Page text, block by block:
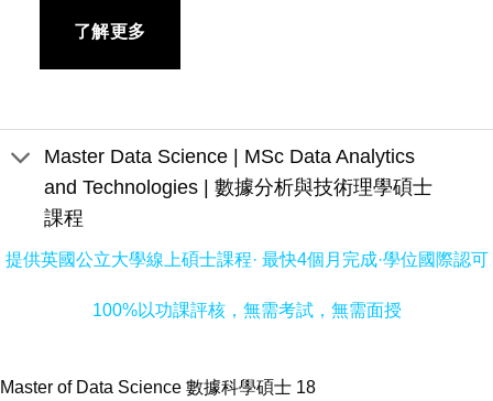
了解更多
Master Data Science | MSc Data Analytics
and Technologies | 數據分析與技術理學碩士
課程
提供英國公立大學線上碩士課程· 最快4個月完成·學位國際認可
100%以功課評核，無需考試，無需面授
Master of Data Science 數據科學碩士 18